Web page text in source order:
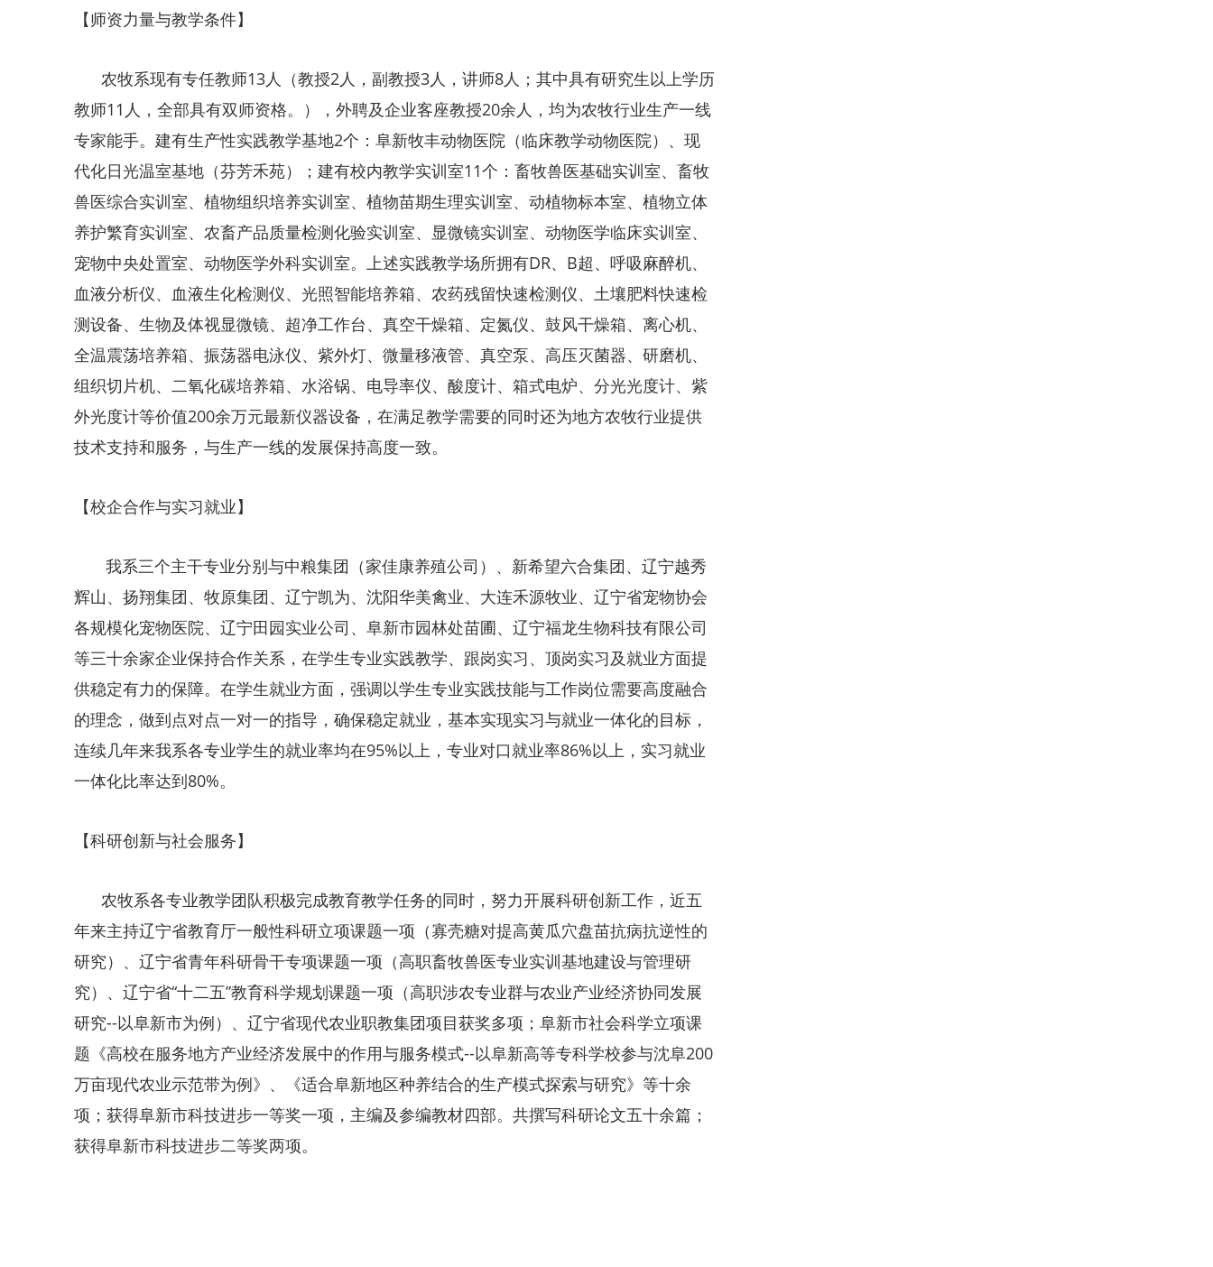
【师资力量与教学条件】
农牧系现有专任教师13人（教授2人，副教授3人，讲师8人；其中具有研究生以上学历
教师11人，全部具有双师资格。），外聘及企业客座教授20余人，均为农牧行业生产一线
专家能手。建有生产性实践教学基地2个：阜新牧丰动物医院（临床教学动物医院）、现
代化日光温室基地（芬芳禾苑）；建有校内教学实训室11个：畜牧兽医基础实训室、畜牧
兽医综合实训室、植物组织培养实训室、植物苗期生理实训室、动植物标本室、植物立体
养护繁育实训室、农畜产品质量检测化验实训室、显微镜实训室、动物医学临床实训室、
宠物中央处置室、动物医学外科实训室。上述实践教学场所拥有DR、B超、呼吸麻醉机、
血液分析仪、血液生化检测仪、光照智能培养箱、农药残留快速检测仪、土壤肥料快速检
测设备、生物及体视显微镜、超净工作台、真空干燥箱、定氮仪、鼓风干燥箱、离心机、
全温震荡培养箱、振荡器电泳仪、紫外灯、微量移液管、真空泵、高压灭菌器、研磨机、
组织切片机、二氧化碳培养箱、水浴锅、电导率仪、酸度计、箱式电炉、分光光度计、紫
外光度计等价值200余万元最新仪器设备，在满足教学需要的同时还为地方农牧行业提供
技术支持和服务，与生产一线的发展保持高度一致。
【校企合作与实习就业】
我系三个主干专业分别与中粮集团（家佳康养殖公司）、新希望六合集团、辽宁越秀
辉山、扬翔集团、牧原集团、辽宁凯为、沈阳华美禽业、大连禾源牧业、辽宁省宠物协会
各规模化宠物医院、辽宁田园实业公司、阜新市园林处苗圃、辽宁福龙生物科技有限公司
等三十余家企业保持合作关系，在学生专业实践教学、跟岗实习、顶岗实习及就业方面提
供稳定有力的保障。在学生就业方面，强调以学生专业实践技能与工作岗位需要高度融合
的理念，做到点对点一对一的指导，确保稳定就业，基本实现实习与就业一体化的目标，
连续几年来我系各专业学生的就业率均在95%以上，专业对口就业率86%以上，实习就业
一体化比率达到80%。
【科研创新与社会服务】
农牧系各专业教学团队积极完成教育教学任务的同时，努力开展科研创新工作，近五
年来主持辽宁省教育厅一般性科研立项课题一项（寡壳糖对提高黄瓜穴盘苗抗病抗逆性的
研究）、辽宁省青年科研骨干专项课题一项（高职畜牧兽医专业实训基地建设与管理研
究）、辽宁省“十二五”教育科学规划课题一项（高职涉农专业群与农业产业经济协同发展
研究--以阜新市为例）、辽宁省现代农业职教集团项目获奖多项；阜新市社会科学立项课
题《高校在服务地方产业经济发展中的作用与服务模式--以阜新高等专科学校参与沈阜200
万亩现代农业示范带为例》、《适合阜新地区种养结合的生产模式探索与研究》等十余
项；获得阜新市科技进步一等奖一项，主编及参编教材四部。共撰写科研论文五十余篇；
获得阜新市科技进步二等奖两项。